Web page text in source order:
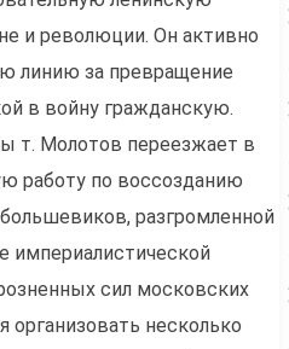
и революции. Он активно
линию за превращение
в войну гражданскую.
т. Молотов переезжает в
работу по воссозданию
разгромленной
империалистической
сил московских
организовать несколько